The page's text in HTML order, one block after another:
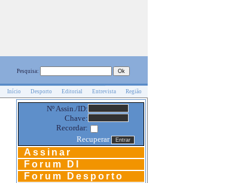
Pesquisa:
Início Desporto Editorial Entrevista Região
Nº Assin./ID:
Chave:
Recordar:
Recuperar
Assinar
Forum DI
Forum Desporto